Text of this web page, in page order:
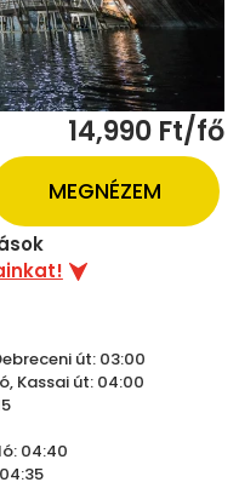
14,990 Ft/fő
MEGNÉZEM
út: 03:00
Kassai út: 04:00
04:40